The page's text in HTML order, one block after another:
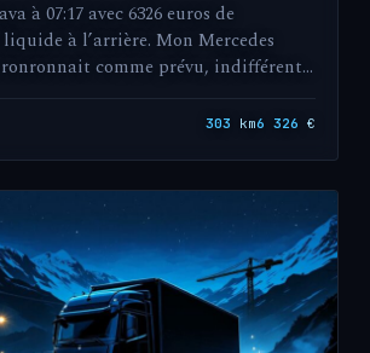
à 07:17 avec 6326 euros de
à l’arrière. Mon Mercedes
comme prévu, indifférent…
303 km6 326 €